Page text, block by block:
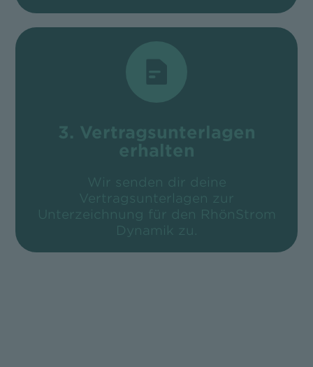
3. Vertragsunterlagen
erhalten
Wir senden dir deine
Vertragsunterlagen zur
Unterzeichnung für den RhönStrom
Dynamik zu.